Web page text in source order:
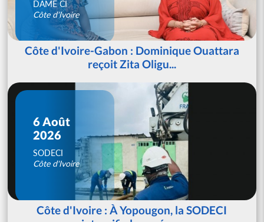
DAME CI
Côte d'Ivoire
Côte d'Ivoire-Gabon : Dominique Ouattara
reçoit Zita Oligu...
6 Août
2026
SODECI
Côte d'Ivoire
Côte d'Ivoire : À Yopougon, la SODECI